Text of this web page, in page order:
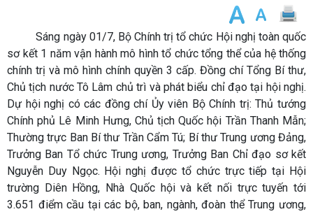
Sáng ngày 01/7, Bộ Chính trị tổ chức Hội nghị toàn quốc
sơ kết 1 năm vận hành mô hình tổ chức tổng thể của hệ thống
chính trị và mô hình chính quyền 3 cấp. Đồng chí Tổng Bí thư,
Chủ tịch nước Tô Lâm chủ trì và phát biểu chỉ đạo tại hội nghị.
Dự hội nghị có các đồng chí Ủy viên Bộ Chính trị: Thủ tướng
Chính phủ Lê Minh Hưng, Chủ tịch Quốc hội Trần Thanh Mẫn;
Thường trực Ban Bí thư Trần Cẩm Tú; Bí thư Trung ương Đảng,
Trưởng Ban Tổ chức Trung ương, Trưởng Ban Chỉ đạo sơ kết
Nguyễn Duy Ngọc. Hội nghị được tổ chức trực tiếp tại Hội
trường Diên Hồng, Nhà Quốc hội và kết nối trực tuyến tới
3.651 điểm cầu tại các bộ, ban, ngành, đoàn thể Trung ương,